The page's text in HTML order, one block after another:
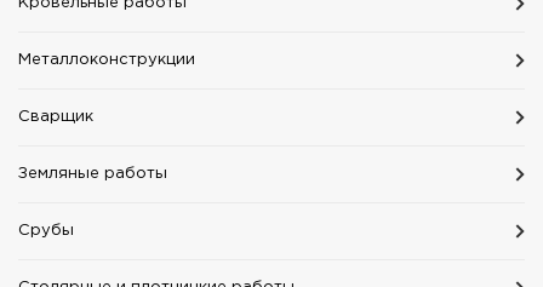
Кровельные работы
Mеталлоконструкции
Сварщик
Земляные работы
Срубы